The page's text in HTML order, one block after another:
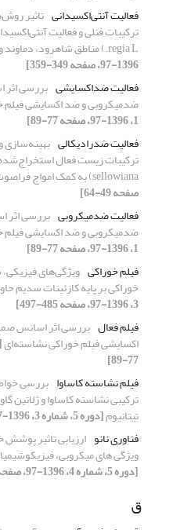
فعالیت آنتی‌اکسیدانی تاثیر
regia L.) مناطق شاهرود، دماوند و هزارجریب
1396-97، صفحه 349-359]
فعالیت ضداکسایشی بررسی
ضدمیکروبی و ضد اکسایشی فیلم
1، 1396-97، صفحه 77-89]
فعالیت ضدرادیکالی بهینه‌سازی
sellowiana) به کمک امواج فراصوت
صفحه 49-64]
فعالیت ضدمیکروبی بررسی
ضدمیکروبی و ضد اکسایشی فیلم
1، 1396-97، صفحه 77-89]
فیلم خوراکی ویژگی‌های
خوراکی بر پایه کازئینات سدیم
3، 1396-97، صفحه 485-497]
فیلم فعال بررسی اثر اسانس
اکسایشی فیلم خوراکی نشاسته‌ای
77-89]
فیلم نشاسته کاساوا بررسی
ترکیبی نشاسته کاساوا و ژلاتین
تیتانیوم[دوره 5، شماره 3، 1396-97، صفحه 373-384]
فناوری نانو ارزیابی تاثیر
ویژگی های میکروبی،
[دوره 5، شماره 4، 1396-97، صفحه 663-680]
ق